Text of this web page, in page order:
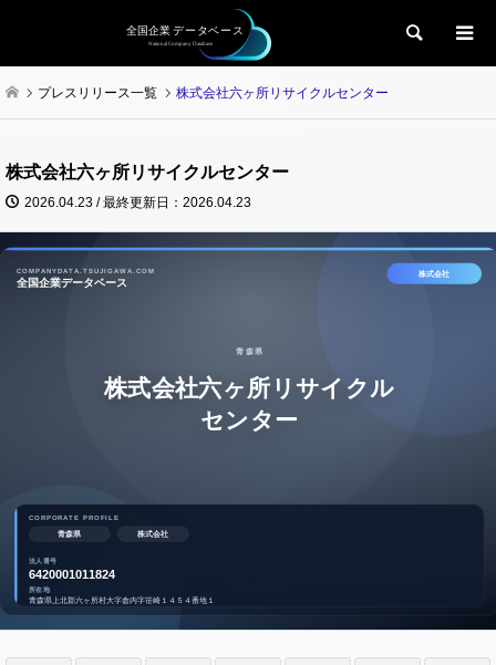
検索
プレスリリース一覧 株式会社六ヶ所リサイクルセンター
株式会社六ヶ所リサイクルセンター
2026.04.23 / 最終更新日：2026.04.23